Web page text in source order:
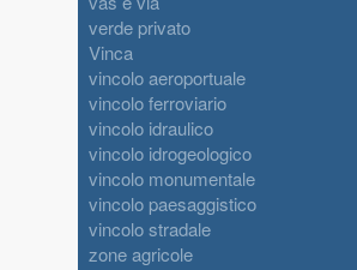
verde privato
Vinca
vincolo aeroportuale
vincolo ferroviario
vincolo idraulico
vincolo idrogeologico
vincolo monumentale
vincolo paesaggistico
vincolo stradale
zone agricole